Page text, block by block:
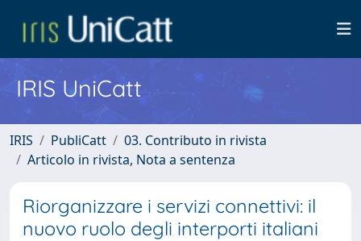
IRIS UniCatt
IRIS PubliCatt
03. Contributo in rivista
Articolo in rivista, Nota a sentenza
Riorganizzare i servizi connettivi: il
nuovo ruolo degli interporti italiani